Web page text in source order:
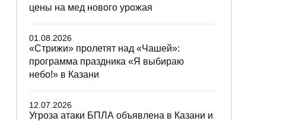
цены на мед нового урожая
01.08.2026
«Стрижи» пролетят над «Чашей»:
программа праздника «Я выбираю
небо!» в Казани
12.07.2026
Угроза атаки БПЛА объявлена в Казани и